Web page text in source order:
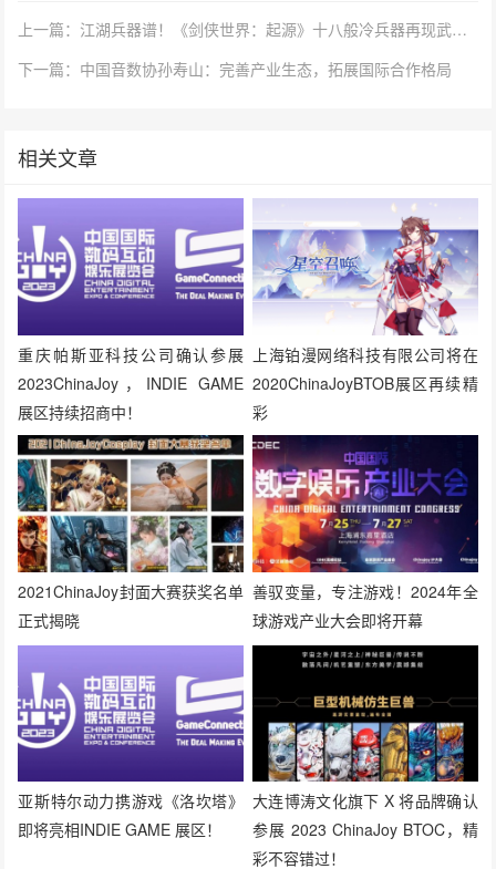
上一篇：江湖兵器谱！《剑侠世界：起源》十八般冷兵器再现武林真功夫
下一篇：中国音数协孙寿山：完善产业生态，拓展国际合作格局
相关文章
重庆帕斯亚科技公司确认参展
2023ChinaJoy，INDIE GAME
展区持续招商中！
上海铂漫网络科技有限公司将在
2020ChinaJoyBTOB展区再续精
彩
2021ChinaJoy封面大赛获奖名单
正式揭晓
善驭变量，专注游戏！2024年全
球游戏产业大会即将开幕
亚斯特尔动力携游戏《洛坎塔》
即将亮相INDIE GAME 展区！
大连博涛文化旗下 X 将品牌确认
参展 2023 ChinaJoy BTOC，精
彩不容错过！